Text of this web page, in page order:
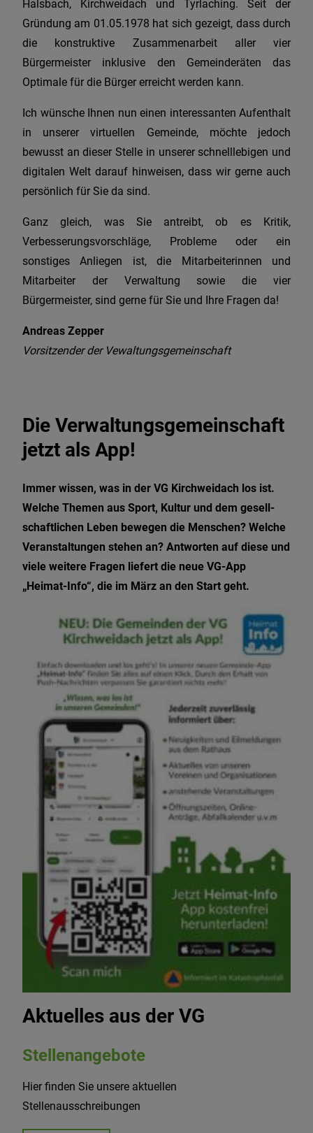
Halsbach, Kirchweidach und Tyrlaching. Seit der
Gründung am 01.05.1978 hat sich gezeigt, dass durch
die konstruktive Zusammenarbeit aller vier
Bürgermeister inklusive den Gemeinderäten das
Optimale für die Bürger erreicht werden kann.
Ich wünsche Ihnen nun einen interessanten Aufenthalt
in unserer virtuellen Gemeinde, möchte jedoch
bewusst an dieser Stelle in unserer schnelllebigen und
digitalen Welt darauf hinweisen, dass wir gerne auch
persönlich für Sie da sind.
Ganz gleich, was Sie antreibt, ob es Kritik,
Verbesserungsvorschläge, Probleme oder ein
sonstiges Anliegen ist, die Mitarbeiterinnen und
Mitarbeiter der Verwaltung sowie die vier
Bürgermeister, sind gerne für Sie und Ihre Fragen da!
Andreas Zepper
Vorsitzender der Vewaltungsgemeinschaft
Die Verwaltungsgemeinschaft
jetzt als App!
Immer wissen, was in der VG Kirchweidach los ist.
Welche Themen aus Sport, Kultur und dem gesell­
schaftlichen Leben bewegen die Men­schen? Welche
Veranstaltungen stehen an? Antwor­ten auf diese und
viele weitere Fragen liefert die neue VG-App
„Heimat-Info“, die im März an den Start geht.
Aktuelles aus der VG
Stellenangebote
Hier finden Sie unsere aktuellen
Stellenausschreibungen